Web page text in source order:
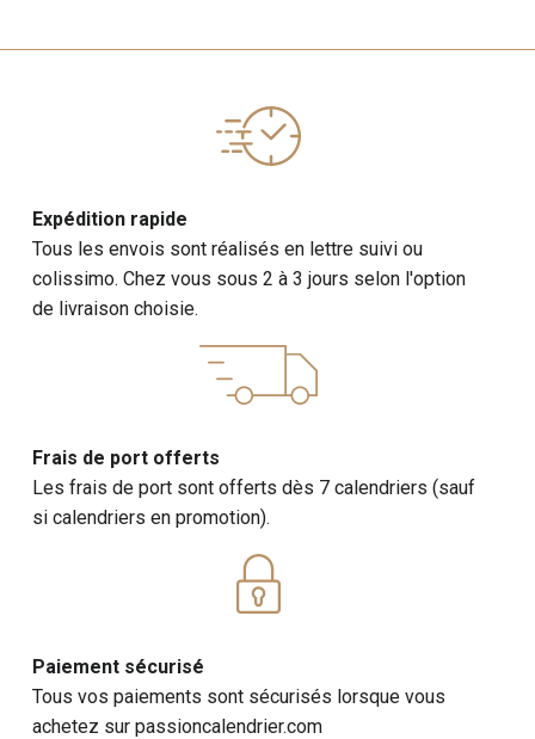
Expédition rapide
Tous les envois sont réalisés en lettre suivi ou
colissimo. Chez vous sous 2 à 3 jours selon l'option
de livraison choisie.
Frais de port offerts
Les frais de port sont offerts dès 7 calendriers (sauf
si calendriers en promotion).
Paiement sécurisé
Tous vos paiements sont sécurisés lorsque vous
achetez sur passioncalendrier.com